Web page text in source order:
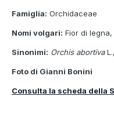
Famiglia: Orchidaceae
Nomi volgari: Fior di legna,
Sinonimi: Orchis abortivaL.,
Foto di Gianni Bonini
Consulta la scheda della